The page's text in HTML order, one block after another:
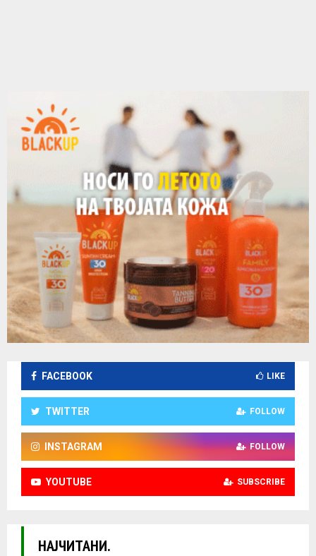
FACEBOOK LIKE
TWITTER FOLLOW
INSTAGRAM FOLLOW
YOUTUBE SUBSCRIBE
НАЈЧИТАНИ.